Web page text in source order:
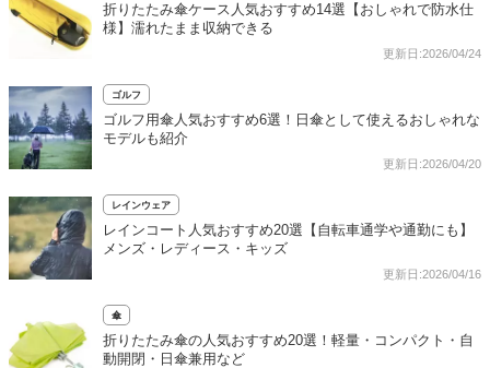
折りたたみ傘ケース人気おすすめ14選【おしゃれで防水仕
様】濡れたまま収納できる
更新日:2026/04/24
ゴルフ
ゴルフ用傘人気おすすめ6選！日傘として使えるおしゃれな
モデルも紹介
更新日:2026/04/20
レインウェア
レインコート人気おすすめ20選【自転車通学や通勤にも】
メンズ・レディース・キッズ
更新日:2026/04/16
傘
折りたたみ傘の人気おすすめ20選！軽量・コンパクト・自
動開閉・日傘兼用など